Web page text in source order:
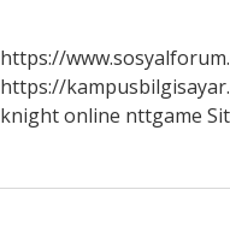
https://
https://
knight online nttgame